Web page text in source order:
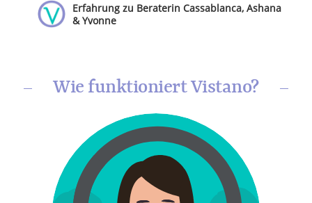
Erfahrung zu Beraterin Cassablanca, Ashana
& Yvonne
Wie funktioniert Vistano?